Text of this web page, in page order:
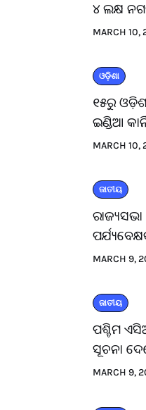
୪ ଲକ୍ଷ
MARCH 10,
ଓଡ଼ିଶା
୧୫ରୁ
ଇଣ୍ଡିଆ
MARCH 10,
ଜାତୀୟ
ରାଜ୍ୟସଭା
MARCH 9,
ଜାତୀୟ
ପଶ୍ଚିମ
ସୂଚନା
MARCH 9,